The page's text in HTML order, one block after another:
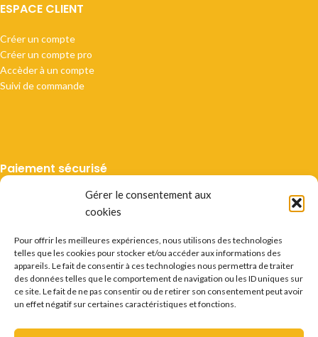
Gérer le consentement aux
cookies
Pour offrir les meilleures expériences, nous utilisons des technologies
telles que les cookies pour stocker et/ou accéder aux informations des
appareils. Le fait de consentir à ces technologies nous permettra de traiter
des données telles que le comportement de navigation ou les ID uniques sur
ce site. Le fait de ne pas consentir ou de retirer son consentement peut avoir
un effet négatif sur certaines caractéristiques et fonctions.
ESPACE CLIENT
Créer un compte
Créer un compte pro
Accèder à un compte
Suivi de commande
Paiement sécurisé
Livraison suivie